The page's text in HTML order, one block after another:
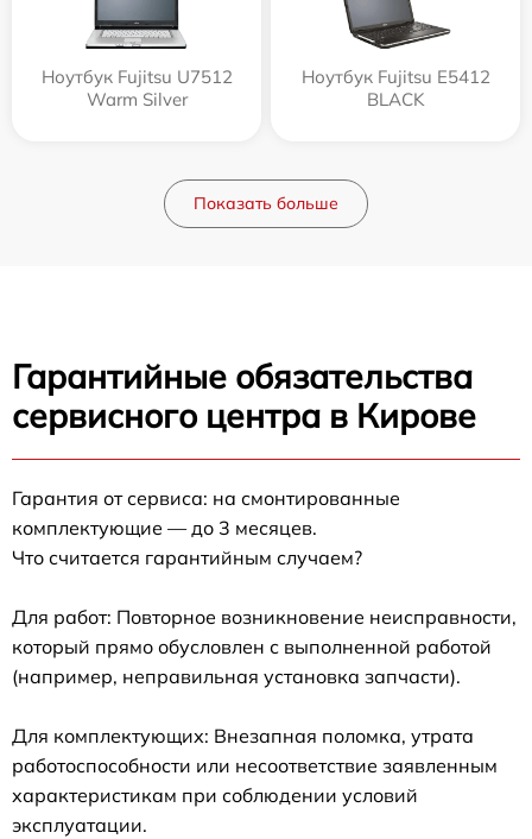
Ноутбук Fujitsu U7512
Warm Silver
Ноутбук Fujitsu E5412
BLACK
Показать больше
Гарантийные обязательства
сервисного центра в Кирове
Гарантия от сервиса: на смонтированные
комплектующие — до 3 месяцев.
Что считается гарантийным случаем?
Для работ: Повторное возникновение неисправности,
который прямо обусловлен с выполненной работой
(например, неправильная установка запчасти).
Для комплектующих: Внезапная поломка, утрата
работоспособности или несоответствие заявленным
характеристикам при соблюдении условий
эксплуатации.